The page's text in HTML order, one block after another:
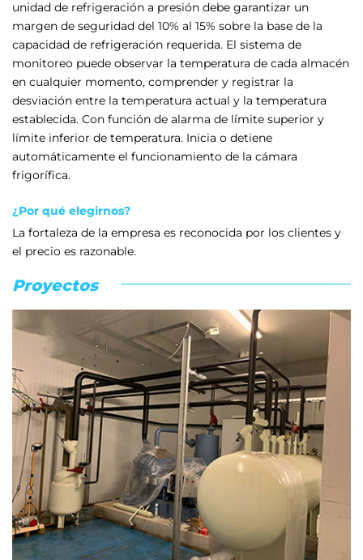
unidad de refrigeración a presión debe garantizar un
margen de seguridad del 10% al 15% sobre la base de la
capacidad de refrigeración requerida. El sistema de
monitoreo puede observar la temperatura de cada almacén
en cualquier momento, comprender y registrar la
desviación entre la temperatura actual y la temperatura
establecida. Con función de alarma de límite superior y
límite inferior de temperatura. Inicia o detiene
automáticamente el funcionamiento de la cámara
frigorífica.
¿Por qué elegirnos?
La fortaleza de la empresa es reconocida por los clientes y
el precio es razonable.
Proyectos